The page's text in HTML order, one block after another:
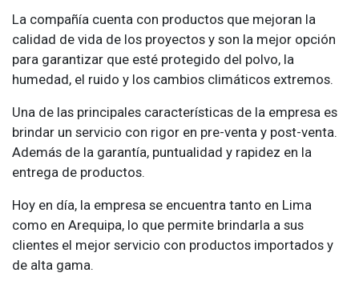
La compañía cuenta con productos que mejoran la
calidad de vida de los proyectos y son la mejor opción
para garantizar que esté protegido del polvo, la
humedad, el ruido y los cambios climáticos extremos.
Una de las principales características de la empresa es
brindar un servicio con rigor en pre-venta y post-venta.
Además de la garantía, puntualidad y rapidez en la
entrega de productos.
Hoy en día, la empresa se encuentra tanto en Lima
como en Arequipa, lo que permite brindarla a sus
clientes el mejor servicio con productos importados y
de alta gama.